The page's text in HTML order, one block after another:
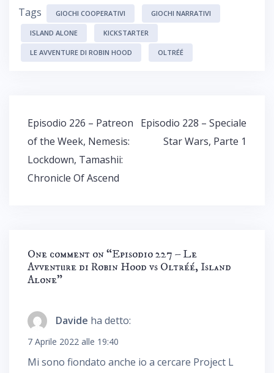
Tags GIOCHI COOPERATIVI GIOCHI NARRATIVI
ISLAND ALONE KICKSTARTER
LE AVVENTURE DI ROBIN HOOD OLTRÉÉ
Navigazione
articoli
Episodio 226 – Patreon
of the Week, Nemesis:
Lockdown, Tamashii:
Chronicle Of Ascend
Episodio 228 – Speciale
Star Wars, Parte 1
One comment on “Episodio 227 – Le
Avventure di Robin Hood vs Oltréé, Island
Alone”
Davide ha detto:
7 Aprile 2022 alle 19:40
Mi sono fiondato anche io a cercare Project L